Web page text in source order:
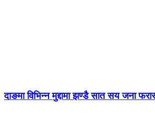
दाङमा विभिन्न मुद्दामा झण्डै सात सय जना